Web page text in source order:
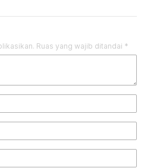
Ruas yang wajib ditandai *